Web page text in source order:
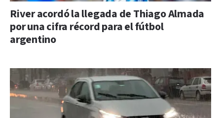
River acordó la llegada de Thiago Almada
por una cifra récord para el fútbol
argentino